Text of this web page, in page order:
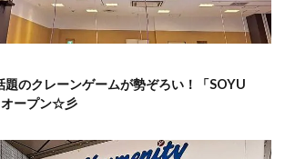
題のクレーンゲームが勢ぞろい！「SOYU
ープン☆彡